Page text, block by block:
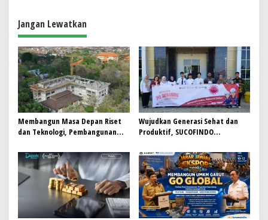
g
a
s
i
p
o
s
Jangan Lewatkan
Membangun Masa Depan Riset
dan Teknologi, Pembangunan
Udayana Capai Progres 47,11%
Wujudkan Generasi Sehat dan
Produktif, SUCOFINDO
HIV/AIDS